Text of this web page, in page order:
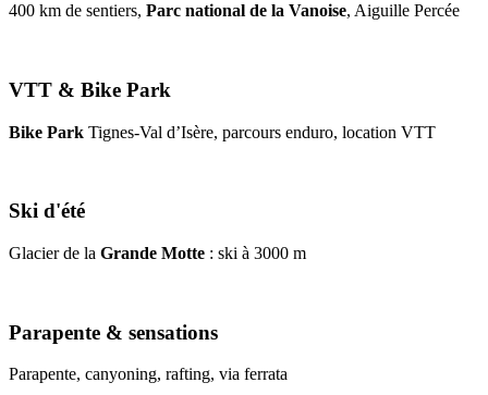
400 km de sentiers, Parc national de la Vanoise, Aiguille Percée
VTT & Bike Park
Bike Park Tignes-Val d’Isère, parcours enduro, location VTT
Ski d'été
Glacier de la Grande Motte : ski à 3000 m
Parapente & sensations
Parapente, canyoning, rafting, via ferrata